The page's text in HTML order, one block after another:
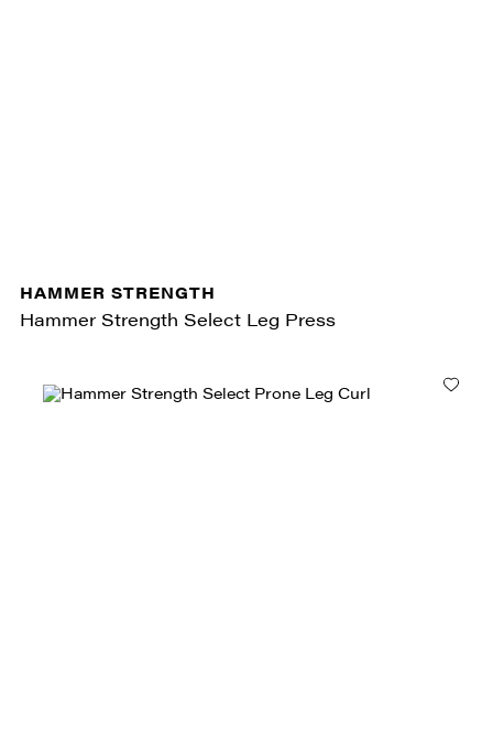
HAMMER STRENGTH
Hammer Strength Select Leg Press